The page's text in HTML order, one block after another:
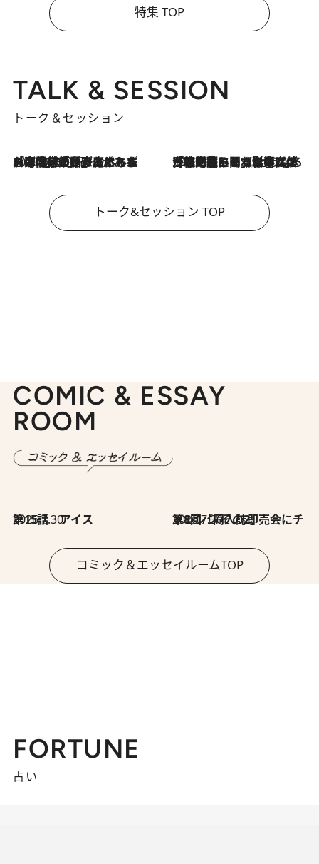
特集 TOP
TALK & SESSION
トーク＆セッション
2026.8.3
「今後値上げがあるとすれば…」「リスクがあるのは今年の冬」エネルギー専門家が語る、ホルムズ海峡封鎖が家庭にもたらす“ある心配” 2026.8.3
「住宅建てられない…」「サーチャージ料の高値が続いている」ホルムズ海峡封鎖による影響はいつまで続く？《エネルギー専門家に聞く“どうなる日本の暮らし”》
トーク&セッション TOP
COMIC & ESSAY
ROOM
2026.7.30
第15話 アイス 2026.7.30
第8回「同人誌即売会にチャレンジ その2」
コミック＆エッセイルームTOP
FORTUNE
占い